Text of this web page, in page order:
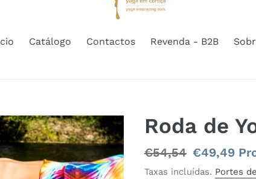
Catálogo Contactos Revenda - B2B
Roda de
Preço
normal
€54,54 Preço
de
€49,49
Taxas incluídas. Portes